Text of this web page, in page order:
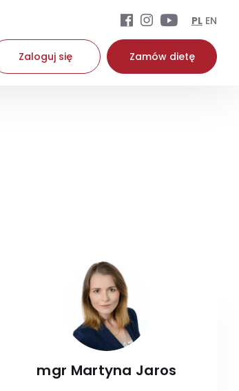
PL EN
Zaloguj się Zamów dietę
mgr Martyna Jaros